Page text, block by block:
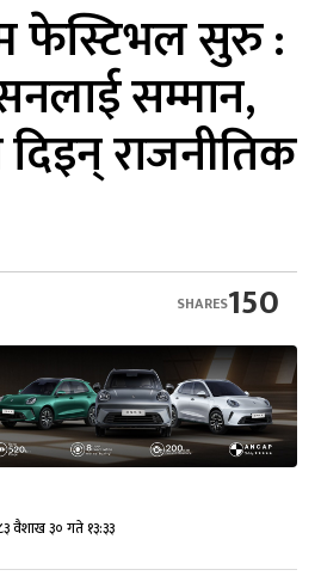
फेस्टिभल सुरु :
सम्मान,
राजनीतिक
150
SHARES
वैशाख ३० गते १३:३३